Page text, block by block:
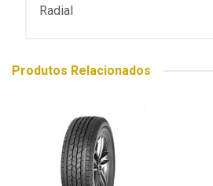
Radial
Produtos Relacionados